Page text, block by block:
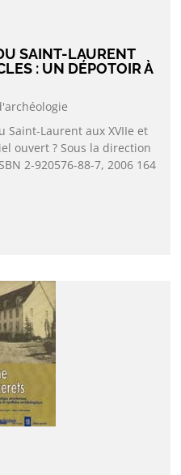
SAINT-LAURENT
: UN DÉPOTOIR À
Saint-Laurent aux XVIIe et
ouvert ? Sous la direction
2-920576-88-7, 2006 164